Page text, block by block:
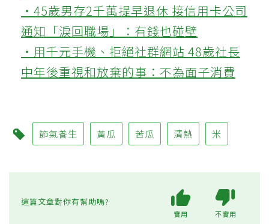
‧45歲男存2千萬提早退休 接信用卡公司
通知「淚回職場」：有錢也碰壁
‧用千元手機、拒絕社群網站 48歲社長
中年後重視和放棄的事：不為面子消費
節氣養生 黃瓜 苦瓜 清熱 米
這篇文章對你有幫助嗎?
實用 不實用